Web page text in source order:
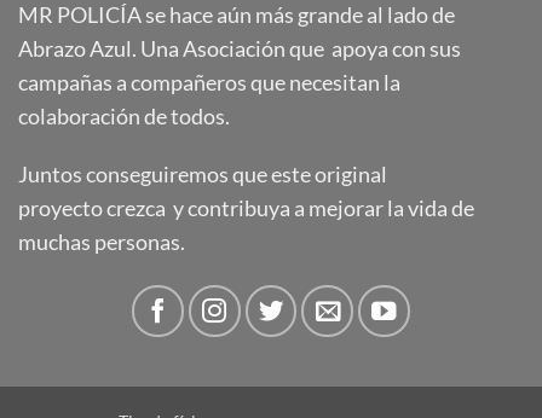
MR POLICÍA se hace aún más grande al lado de
Abrazo Azul. Una Asociación que apoya con sus
campañas a compañeros que necesitan la
colaboración de todos.
Juntos conseguiremos que este original
proyecto crezca y contribuya a mejorar la vida de
muchas personas.